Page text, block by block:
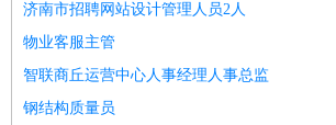
济南市招聘网站设计管理人员2人
物业客服主管
智联商丘运营中心人事经理人事总监
钢结构质量员